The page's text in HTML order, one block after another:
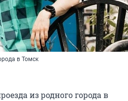
в Томск
из родного города в